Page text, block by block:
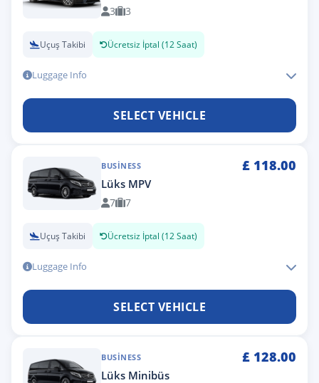
3 3
Uçuş Takibi Ücretsiz İptal (12 Saat)
Luggage Info
SELECT VEHICLE
BUSINESS £ 118.00
Lüks MPV
7 7
Uçuş Takibi Ücretsiz İptal (12 Saat)
Luggage Info
SELECT VEHICLE
BUSINESS £ 128.00
Lüks Minibüs